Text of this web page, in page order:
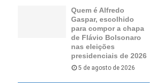
Quem é Alfredo
Gaspar, escolhido
para compor a chapa
de Flávio Bolsonaro
nas eleições
presidenciais de 2026
5 de agosto de 2026